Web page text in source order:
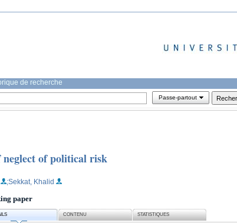
de recherche
Passe-partout
neglect of political risk
;Sekkat, Khalid
paper
CONTENU STATISTIQUES